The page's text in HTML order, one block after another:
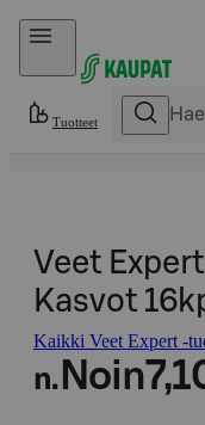
Hyppää sisältöön
Tuotteet
Veet
Kasvot
Kaikki Veet Expert -
n. Noin